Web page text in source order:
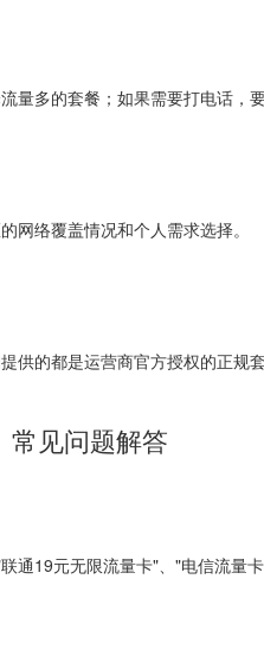
多的套餐；如果需要打电话，要
络覆盖情况和个人需求选择。
的都是运营商官方授权的正规套
常见问题解答
通19元无限流量卡"、"电信流量